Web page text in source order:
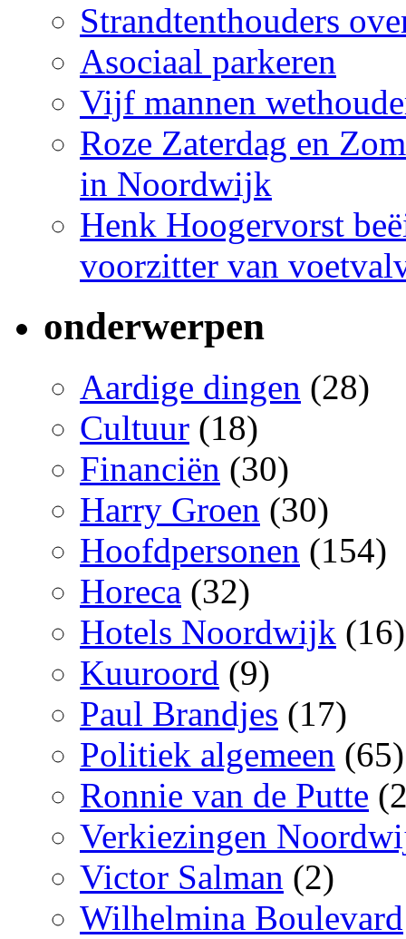
Strandtenthouders
Asociaal parkeren
Vijf mannen
Roze Zaterdag en
in Noordwijk
Henk Hoogervorst
voorzitter van
onderwerpen
Aardige dingen (28)
Cultuur (18)
Financiën (30)
Harry Groen (30)
Hoofdpersonen (154)
Horeca (32)
Hotels Noordwijk (16)
Kuuroord (9)
Paul Brandjes (17)
Politiek algemeen (65)
Ronnie van de Putte
Verkiezingen
Victor Salman (2)
Wilhelmina Boulevard